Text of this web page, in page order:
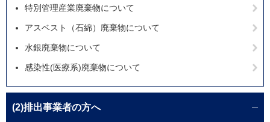
特別管理産業廃棄物について
アスベスト（石綿）廃棄物について
水銀廃棄物について
感染性(医療系)廃棄物について
(2)排出事業者の方へ